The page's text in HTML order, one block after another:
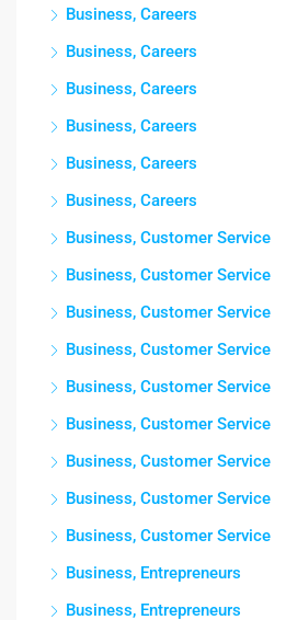
Business, Careers
Business, Careers
Business, Careers
Business, Careers
Business, Careers
Business, Careers
Business, Customer Service
Business, Customer Service
Business, Customer Service
Business, Customer Service
Business, Customer Service
Business, Customer Service
Business, Customer Service
Business, Customer Service
Business, Customer Service
Business, Entrepreneurs
Business, Entrepreneurs